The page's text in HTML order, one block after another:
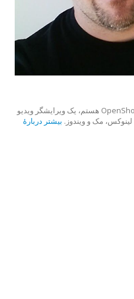
سلام! من خالق OpenShot Video Editor هستم، یک ویرایشگر ویدیو
مک و ویندوز. بیشتر دربارهٔ